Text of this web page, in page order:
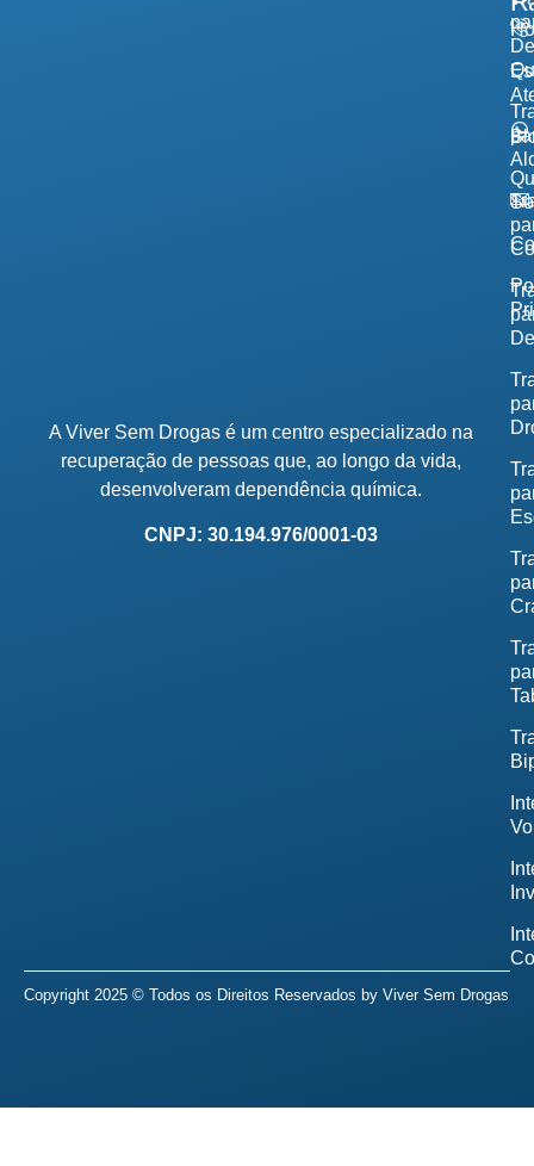
A Viver Sem Drogas é um centro especializado na
recuperação de pessoas que, ao longo da vida,
desenvolveram dependência química.
CNPJ: 30.194.976/0001-03
Copyright 2025 © Todos os Direitos Reservados by Viver Sem Drogas